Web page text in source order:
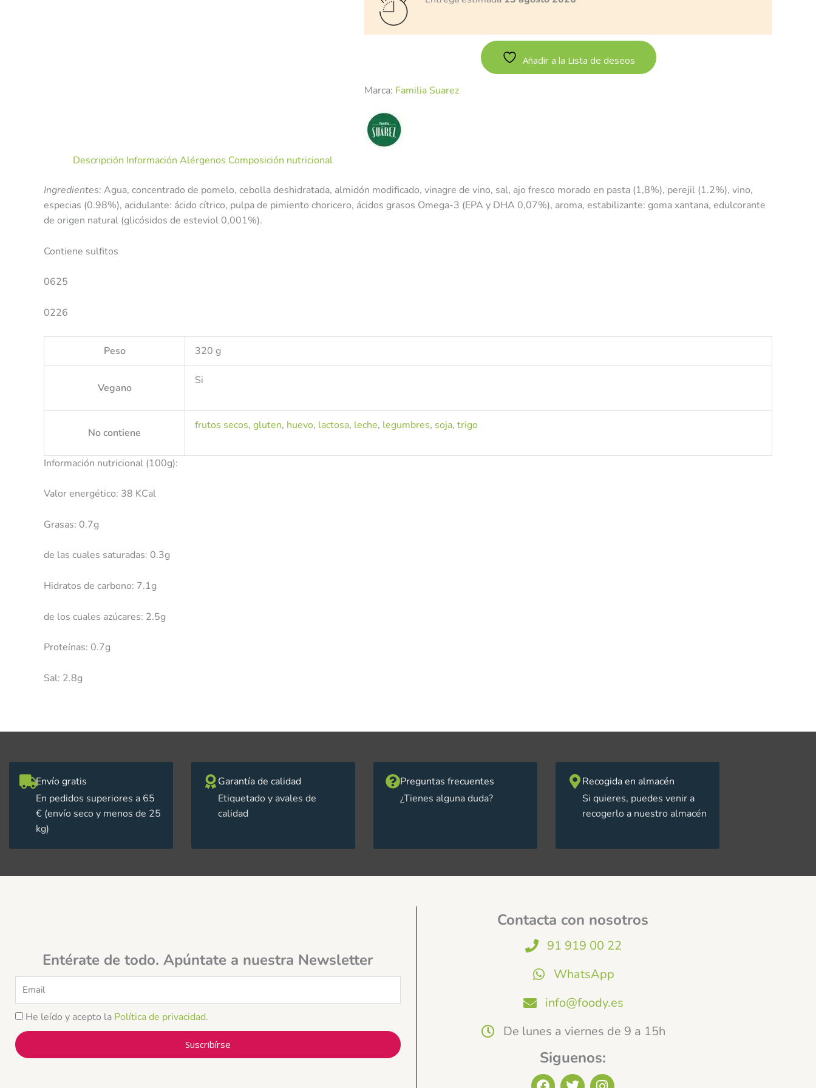
Añadir a la Lista de deseos
Marca: Familia Suarez
Descripción Información Alérgenos Composición nutricional
Ingredientes: Agua, concentrado de pomelo, cebolla deshidratada, almidón modificado, vinagre de vino, sal, ajo fresco morado en pasta (1,8%), perejil (1.2%), vino,
especias (0.98%), acidulante: ácido cítrico, pulpa de pimiento choricero, ácidos grasos Omega-3 (EPA y DHA 0,07%), aroma, estabilizante: goma xantana, edulcorante
de origen natural (glicósidos de esteviol 0,001%).
Contiene sulfitos
0625
0226
Peso 320 g
Vegano
Si
No contiene
frutos secos, gluten, huevo, lactosa, leche, legumbres, soja, trigo
Información nutricional (100g):
Valor energético: 38 KCal
Grasas: 0.7g
de las cuales saturadas: 0.3g
Hidratos de carbono: 7.1g
de los cuales azúcares: 2.5g
Proteínas: 0.7g
Sal: 2.8g
Envío gratis
En pedidos superiores a 65
€ (envío seco y menos de 25
kg)
Garantía de calidad
Etiquetado y avales de
calidad
Preguntas frecuentes
¿Tienes alguna duda?
Recogida en almacén
Si quieres, puedes venir a
recogerlo a nuestro almacén
Entérate de todo. Apúntate a nuestra Newsletter
Email
He leído y acepto la Política de privacidad.
Suscribírse
Contacta con nosotros
91 919 00 22
WhatsApp
info@foody.es
De lunes a viernes de 9 a 15h
Siguenos:
F T I